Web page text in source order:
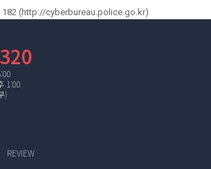
182 (http://cyberbureau.police.go.kr)
1:00
)
REVIEW